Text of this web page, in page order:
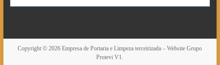
Copyright © 2026Empresa de Portaria e Limpeza terceirizada – Website Grupo
Protevi V1.